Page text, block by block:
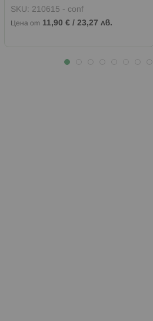
SKU: 210615 - conf
Цена от 11,90 € / 23,27 лв.